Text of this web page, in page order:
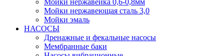
Мойки нержавейка 0,6-0,8мм
Мойки нержавеющая сталь 3,0
Мойки эмаль
НАСОСЫ
Дренажные и фекальные насосы
Мембранные баки